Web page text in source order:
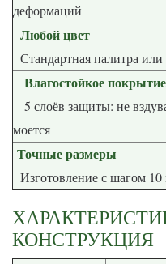
Любой цвет
Стандартная палитра
Влагостойкое покрытие
5 слоёв защиты: не
моется
Точные размеры
Изготовление с шагом
КОНСТРУКЦИЯ